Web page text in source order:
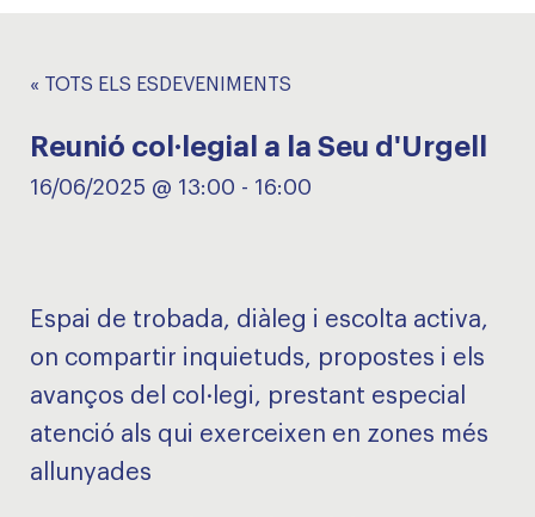
« TOTS ELS ESDEVENIMENTS
Reunió col·legial a la Seu d'Urgell
16/06/2025 @ 13:00 - 16:00
Espai de trobada, diàleg i escolta activa,
on compartir inquietuds, propostes i els
avanços del col·legi, prestant especial
atenció als qui exerceixen en zones més
allunyades